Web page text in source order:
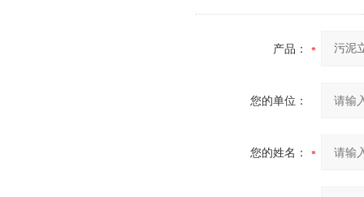
产品：
您的单位：
您的姓名：